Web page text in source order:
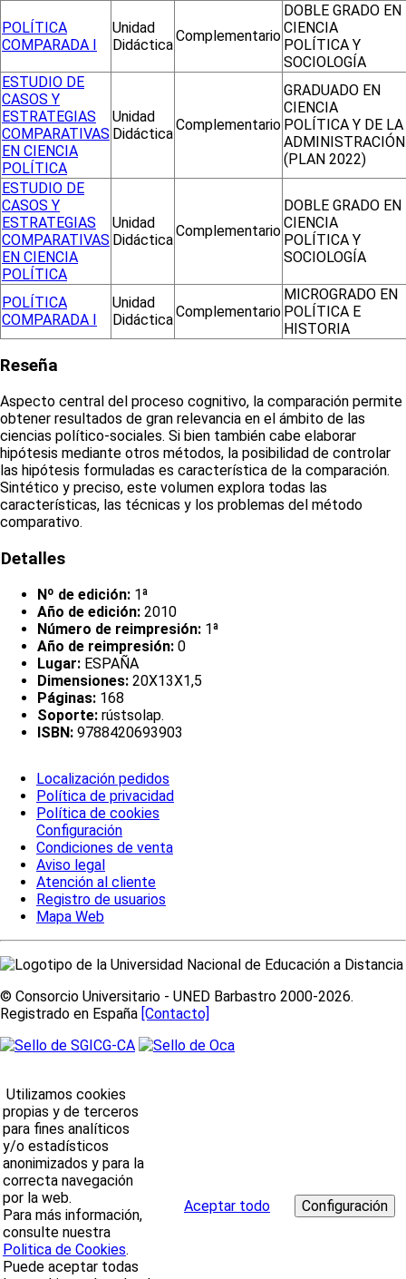
POLÍTICA
COMPARADA I
Unidad
Didáctica
Complementario
DOBLE GRADO EN
CIENCIA
POLÍTICA Y
SOCIOLOGÍA
ESTUDIO DE
CASOS Y
ESTRATEGIAS
COMPARATIVAS
EN CIENCIA
POLÍTICA
Unidad
Didáctica
Complementario
GRADUADO EN
CIENCIA
POLÍTICA Y DE LA
ADMINISTRACIÓN
(PLAN 2022)
ESTUDIO DE
CASOS Y
ESTRATEGIAS
COMPARATIVAS
EN CIENCIA
POLÍTICA
Unidad
Didáctica
Complementario
DOBLE GRADO EN
CIENCIA
POLÍTICA Y
SOCIOLOGÍA
POLÍTICA
COMPARADA I
Unidad
DidácticaComplementario
MICROGRADO EN
POLÍTICA E
HISTORIA
Reseña
Aspecto central del proceso cognitivo, la comparación permite
obtener resultados de gran relevancia en el ámbito de las
ciencias político-sociales. Si bien también cabe elaborar
hipótesis mediante otros métodos, la posibilidad de controlar
las hipótesis formuladas es característica de la comparación.
Sintético y preciso, este volumen explora todas las
características, las técnicas y los problemas del método
comparativo.
Detalles
Nº de edición: 1ª
Año de edición: 2010
Número de reimpresión: 1ª
Año de reimpresión: 0
Lugar: ESPAÑA
Dimensiones: 20X13X1,5
Páginas: 168
Soporte: rústsolap.
ISBN: 9788420693903
Localización pedidos
Política de privacidad
Política de cookies
Configuración
Condiciones de venta
Aviso legal
Atención al cliente
Registro de usuarios
Mapa Web
© Consorcio Universitario - UNED Barbastro 2000-2026.
Registrado en España [Contacto]
Utilizamos cookies
propias y de terceros
para fines analíticos
y/o estadísticos
anonimizados y para la
correcta navegación
por la web.
Para más información,
consulte nuestra
Politica de Cookies.
Puede aceptar todas
Aceptar todo